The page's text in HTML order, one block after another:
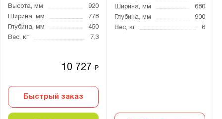
Высота, мм
920
Ширина, мм
778
Глубина, мм
450
Вес, кг
7.3
10 727₽
Быстрый заказ
Ширина, мм
680
Глубина, мм
900
Вес, кг
6